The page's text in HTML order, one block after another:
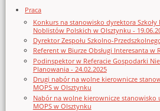
Praca
Konkurs na stanowisko dyrektora
Noblistów Polskich w Olsztynku -
Dyrektor Zespołu Szkolno-
Referent w Biurze Obsługi Interesanta w
Podinspektor w Referacie Gospodarki
Planowania - 24.02.2025
Drugi nabór na wolne kierownicze
MOPS w Olsztynku
Nabór na wolne kierownicze stanowisko
MOPS w Olsztynku